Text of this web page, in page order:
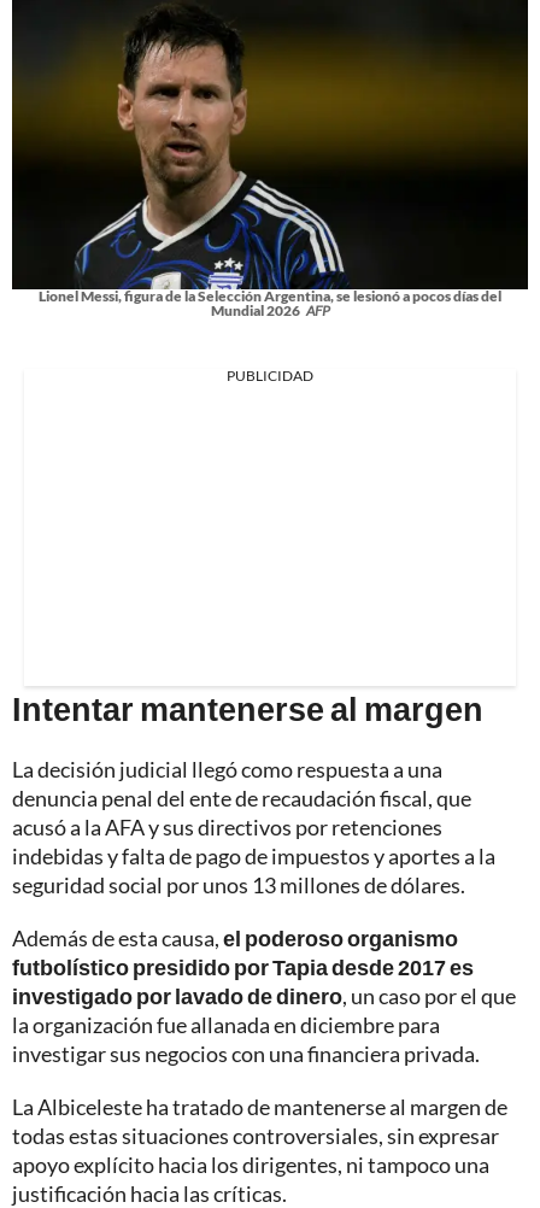
Lionel Messi, figura de la Selección Argentina, se lesionó a pocos días del
Mundial 2026 AFP
PUBLICIDAD
Intentar mantenerse al margen
La decisión judicial llegó como respuesta a una
denuncia penal del ente de recaudación fiscal, que
acusó a la AFA y sus directivos por retenciones
indebidas y falta de pago de impuestos y aportes a la
seguridad social por unos 13 millones de dólares.
Además de esta causa,el poderoso organismo
futbolístico presidido por Tapia desde 2017 es
investigado por lavado de dinero, un caso por el que
la organización fue allanada en diciembre para
investigar sus negocios con una financiera privada.
La Albiceleste ha tratado de mantenerse al margen de
todas estas situaciones controversiales, sin expresar
apoyo explícito hacia los dirigentes, ni tampoco una
justificación hacia las críticas.